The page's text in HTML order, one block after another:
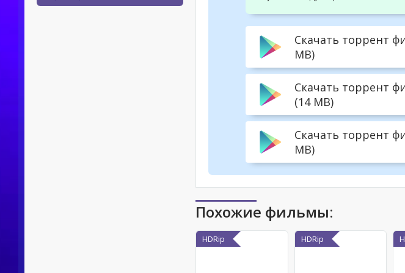
Скачать торрент
MB)
Скачать торрент
(14 MB)
Скачать торрент
MB)
Похожие фильмы:
HDRip HDRip